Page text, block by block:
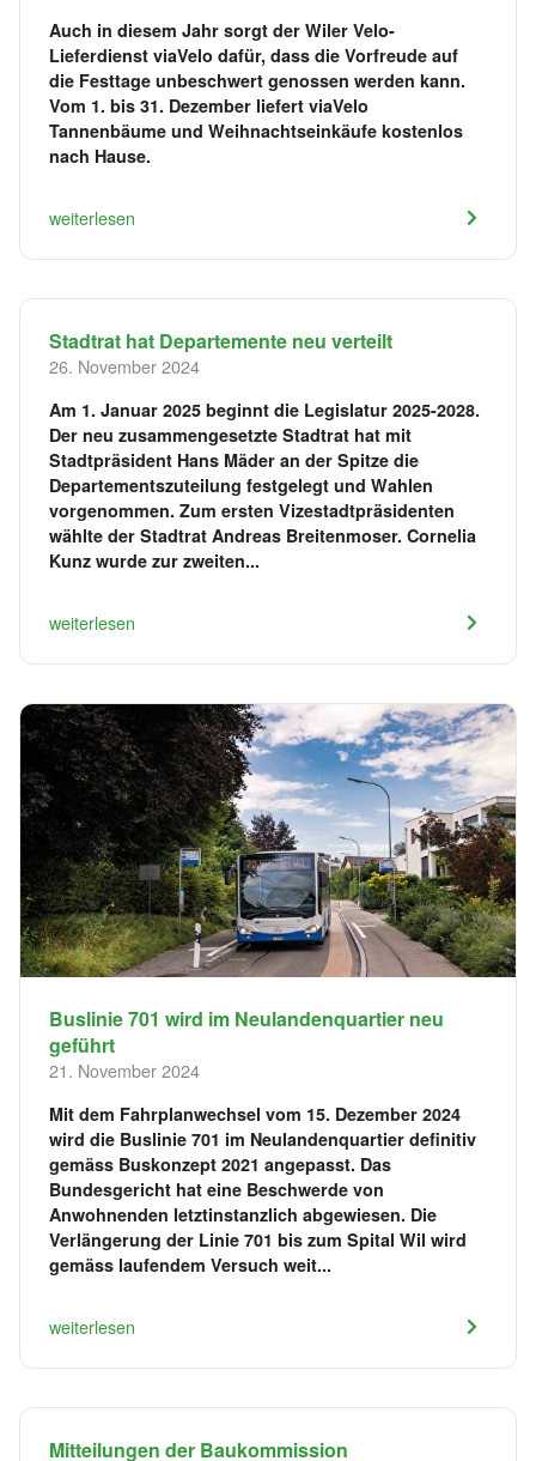
Auch in diesem Jahr sorgt der Wiler Velo-
Lieferdienst viaVelo dafür, dass die Vorfreude auf
die Festtage unbeschwert genossen werden kann.
Vom 1. bis 31. Dezember liefert viaVelo
Tannenbäume und Weihnachtseinkäufe kostenlos
nach Hause.
weiterlesen
Stadtrat hat Departemente neu verteilt
26. November 2024
Am 1. Januar 2025 beginnt die Legislatur 2025-2028.
Der neu zusammengesetzte Stadtrat hat mit
Stadtpräsident Hans Mäder an der Spitze die
Departementszuteilung festgelegt und Wahlen
vorgenommen. Zum ersten Vizestadtpräsidenten
wählte der Stadtrat Andreas Breitenmoser. Cornelia
Kunz wurde zur zweiten...
weiterlesen
Buslinie 701 wird im Neulandenquartier neu
geführt
21. November 2024
Mit dem Fahrplanwechsel vom 15. Dezember 2024
wird die Buslinie 701 im Neulandenquartier definitiv
gemäss Buskonzept 2021 angepasst. Das
Bundesgericht hat eine Beschwerde von
Anwohnenden letztinstanzlich abgewiesen. Die
Verlängerung der Linie 701 bis zum Spital Wil wird
gemäss laufendem Versuch weit...
weiterlesen
Mitteilungen der Baukommission